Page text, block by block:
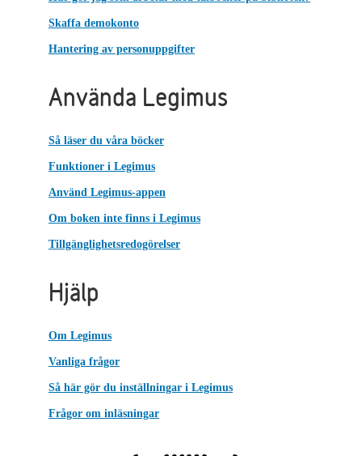
Skaffa demokonto
Hantering av personuppgifter
Använda Legimus
Så läser du våra böcker
Funktioner i Legimus
Använd Legimus-appen
Om boken inte finns i Legimus
Tillgänglighetsredogörelser
Hjälp
Om Legimus
Vanliga frågor
Så här gör du inställningar i Legimus
Frågor om inläsningar